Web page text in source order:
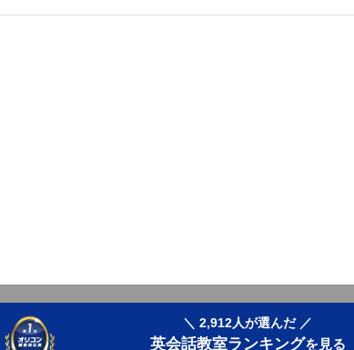
＼ 2,912人が選んだ ／
英会話教室ランキングを見る